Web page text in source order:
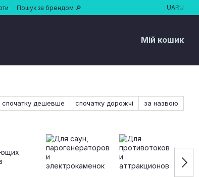
Пошук за брендом 🔎 UARU
Мій кошик
спочатку дешевше спочатку дорожчі за назвою